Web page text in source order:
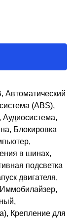
Автоматический
(ABS),
Аудиосистема,
Блокировка
в шинах,
подсветка
двигателя,
Иммобилайзер,
Крепление для